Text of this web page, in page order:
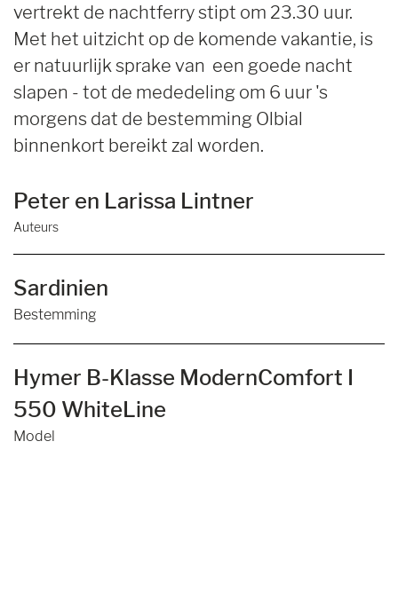
vertrekt de nachtferry stipt om 23.30 uur.
Met het uitzicht op de komende vakantie, is
er natuurlijk sprake van een goede nacht
slapen - tot de mededeling om 6 uur 's
morgens dat de bestemming Olbial
binnenkort bereikt zal worden.
Peter en Larissa Lintner
Auteurs
Bestemming
Sardinien
Model
Hymer B-Klasse ModernComfort I
550 WhiteLine